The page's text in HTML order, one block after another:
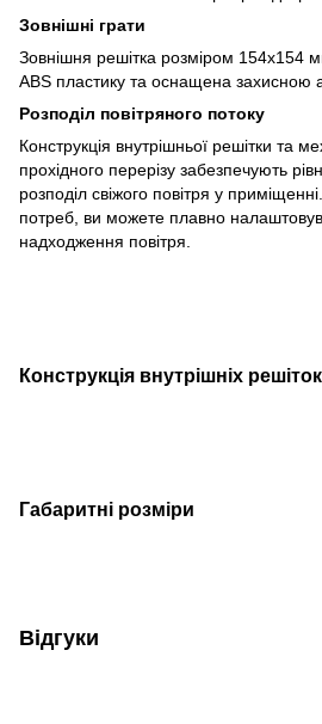
Зовнішні грати
Зовнішня решітка розміром 154х154
ABS пластику та оснащена захисною
Розподіл повітряного потоку
Конструкція внутрішньої решітки та
прохідного перерізу забезпечують
розподіл свіжого повітря у
потреб, ви можете плавно
надходження повітря.
Конструкція внутрішніх решіток
Габаритні розміри
Відгуки